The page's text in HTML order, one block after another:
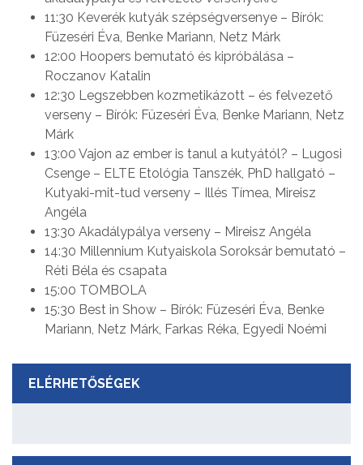
11:30 Keverék kutyák szépségversenye – Bírók:
Füzeséri Éva, Benke Mariann, Netz Márk
12:00 Hoopers bemutató és kipróbálása –
Roczanov Katalin
12:30 Legszebben kozmetikázott – és felvezető
verseny – Bírók: Füzeséri Éva, Benke Mariann, Netz
Márk
13:00 Vajon az ember is tanul a kutyától? – Lugosi
Csenge – ELTE Etológia Tanszék, PhD hallgató –
Kutyaki-mit-tud verseny – Illés Tímea, Mireisz
Angéla
13:30 Akadálypálya verseny – Mireisz Angéla
14:30 Millennium Kutyaiskola Soroksár bemutató –
Réti Béla és csapata
15:00 TOMBOLA
15:30 Best in Show – Bírók: Füzeséri Éva, Benke
Mariann, Netz Márk, Farkas Réka, Egyedi Noémi
ELÉRHETŐSÉGEK